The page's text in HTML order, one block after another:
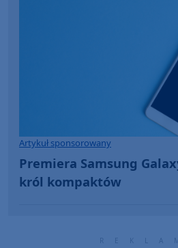
Artykuł sponsorowany
Premiera Samsung
król kompaktów